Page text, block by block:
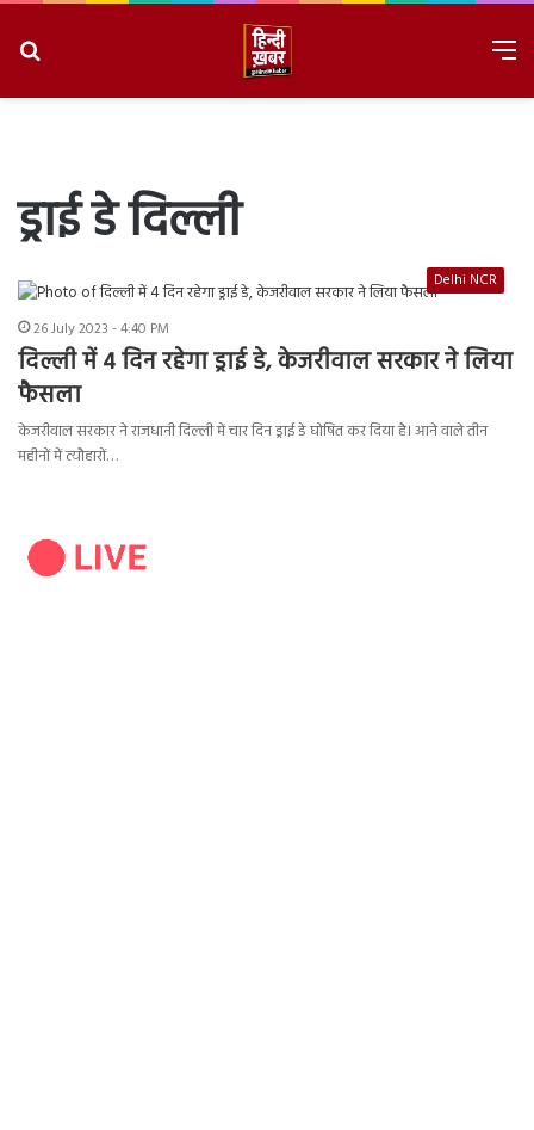
ड्राई डे दिल्ली
Delhi NCR
26 July 2023 - 4:40 PM
दिल्ली में 4 दिन रहेगा ड्राई डे, केजरीवाल सरकार ने लिया
फैसला
केजरीवाल सरकार ने राजधानी दिल्ली में चार दिन ड्राई डे घोषित कर दिया है। आने वाले तीन
महीनों में त्यौहारों…